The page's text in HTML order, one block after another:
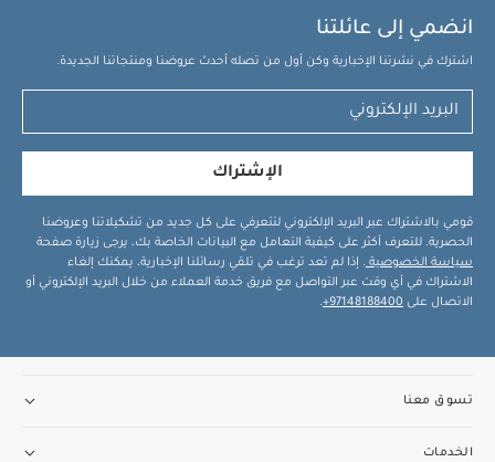
انضمي إلى عائلتنا
اشترك في نشرتنا الإخبارية وكن أول من تصله أحدث عروضنا ومنتجاتنا الجديدة.
الإشتراك
قومي بالاشتراك عبر البريد الإلكتروني لتتعرفي على كل جديد من تشكيلاتنا وعروضنا
الحصرية. للتعرف أكثر على كيفية التعامل مع البيانات الخاصة بك، يرجى زيارة صفحة
سياسة الخصوصية . إذا لم تعد ترغب في تلقي رسائلنا الإخبارية، يمكنك إلغاء
الاشتراك في أي وقت عبر التواصل مع فريق خدمة العملاء من خلال البريد الإلكتروني أو
الاتصال على 97148188400+
.
تسوق معنا
الخدمات